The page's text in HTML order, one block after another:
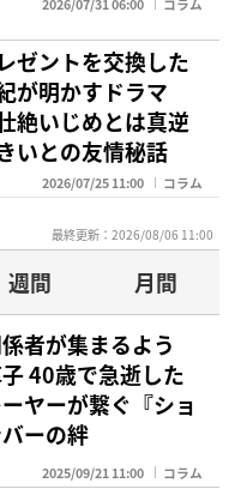
2026/07/31 06:00 コラム
ゼントを交換した
が明かすドラマ
絶いじめとは真逆
いとの友情秘話
2026/07/25 11:00 コラム
最終更新：2026/08/06 11:00
週間
月間
係者が集まるよう
40歳で急逝した
ヤーが繋ぐ『ショ
ーの絆
2025/09/21 11:00 コラム